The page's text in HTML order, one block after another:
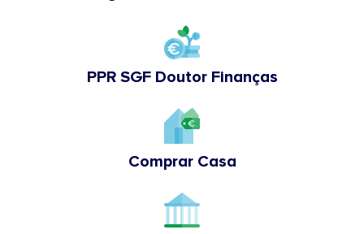
PPR SGF Doutor Finanças
Comprar Casa